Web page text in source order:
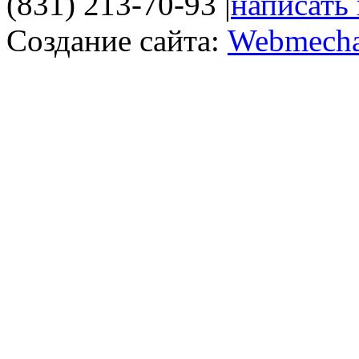
Создание сайта: